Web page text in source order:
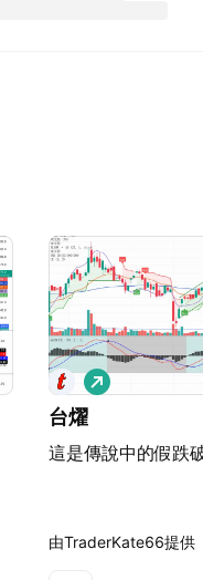
台燿
這是傳說中的假跌
看
多
由TraderKate66提供